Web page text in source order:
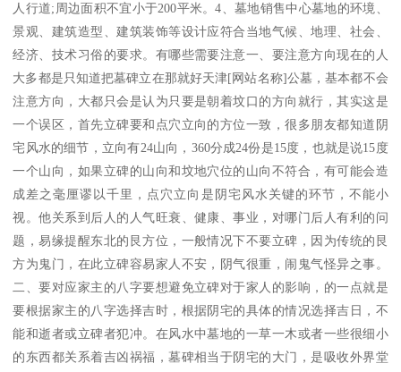
人行道;周边面积不宜小于200平米。4、墓地销售中心墓地的环境、
景观、建筑造型、建筑装饰等设计应符合当地气候、地理、社会、
经济、技术习俗的要求。有哪些需要注意一、要注意方向现在的人
大多都是只知道把墓碑立在那就好天津[网站名称]公墓，基本都不会
注意方向，大都只会是认为只要是朝着坟口的方向就行，其实这是
一个误区，首先立碑要和点穴立向的方位一致，很多朋友都知道阴
宅风水的细节，立向有24山向，360分成24份是15度，也就是说15度
一个山向，如果立碑的山向和坟地穴位的山向不符合，有可能会造
成差之毫厘谬以千里，点穴立向是阴宅风水关键的环节，不能小
视。他关系到后人的人气旺衰、健康、事业，对哪门后人有利的问
题，易缘提醒东北的艮方位，一般情况下不要立碑，因为传统的艮
方为鬼门，在此立碑容易家人不安，阴气很重，闹鬼气怪异之事。
二、要对应家主的八字要想避免立碑对于家人的影响，的一点就是
要根据家主的八字选择吉时，根据阴宅的具体的情况选择吉日，不
能和逝者或立碑者犯冲。在风水中墓地的一草一木或者一些很细小
的东西都关系着吉凶祸福，墓碑相当于阴宅的大门，是吸收外界堂